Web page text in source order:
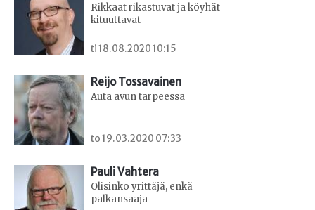
Rikkaat rikastuvat ja köyhät
kituuttavat
ti 18.08.2020 10:15
Reijo Tossavainen
Auta avun tarpeessa
to 19.03.2020 07:33
Pauli Vahtera
Olisinko yrittäjä, enkä
palkansaaja